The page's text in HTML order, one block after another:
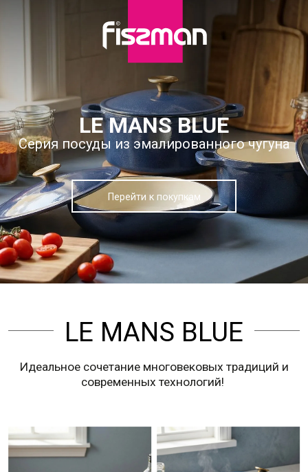
LE MANS BLUE
Серия посуды из эмалированного чугуна
Перейти к покупкам
LE MANS BLUE
Идеальное сочетание многовековых традиций и
современных технологий!